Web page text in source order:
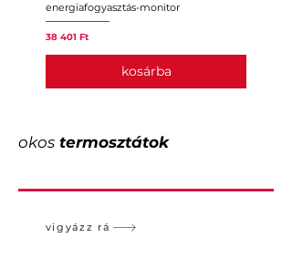
energiafogyasztás-monitor
Ár
38 401 Ft
kosárba
okos termosztátok
vigyázz rá